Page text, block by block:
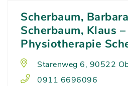
Scherbaum,
Scherbaum, Klaus –
Physiotherapie
Starenweg 6, 90522
0911 6696096